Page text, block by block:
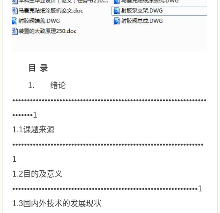
目 录
1. 绪论
••••••••••••••••••••••••••••••••••••••••••••••••••••••••••••••••••
•••••••1
1.1课题来源
•••••••••••••••••••••••••••••••••••••••••••••••••••••••••••••••••
1
1.2目的及意义
•••••••••••••••••••••••••••••••••••••••••••••••••••••••••••••••1
1.3国内外技术的发展现状